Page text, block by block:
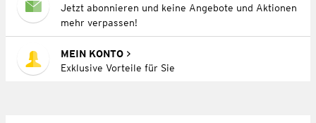
Jetzt abonnieren und keine Angebote und Aktionen
mehr verpassen!
MEIN KONTO
Exklusive Vorteile für Sie